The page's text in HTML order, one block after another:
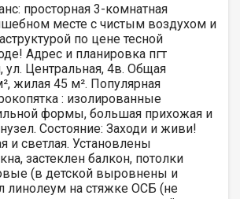
просторная 3-комнатная
месте с чистым воздухом и
по цене тесной
Адрес и планировка пгт
ул. Центральная, 4в. Общая
жилая 45 м². Популярная
: изолированные
формы, большая прихожая и
Состояние: Заходи и живи!
и светлая. Установлены
застеклен балкон, потолки
(в детской выровнены и
линолеум на стяжке ОСБ (не